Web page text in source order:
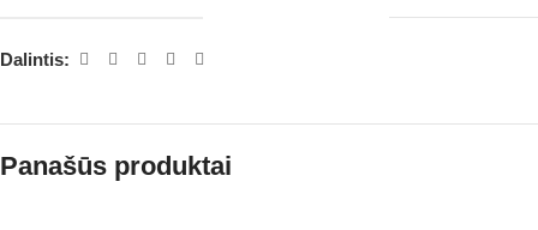
Dalintis:
Panašūs produktai